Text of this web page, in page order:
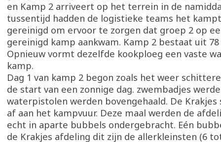
en Kamp 2 arriveert op het terrein in de
tussentijd hadden de logistieke teams het
gereinigd om ervoor te zorgen dat groep 2 op
gereinigd kamp aankwam. Kamp 2 bestaat uit
Opnieuw vormt dezelfde kookploeg een vaste
kamp.
Dag 1 van kamp 2 begon zoals het weer
de start van een zonnige dag. zwembadjes
waterpistolen werden bovengehaald. De Krakjes
af aan het kampvuur. Deze maal werden de
echt in aparte bubbels ondergebracht. Eén
de Krakjes afdeling dit zijn de allerkleinsten (6